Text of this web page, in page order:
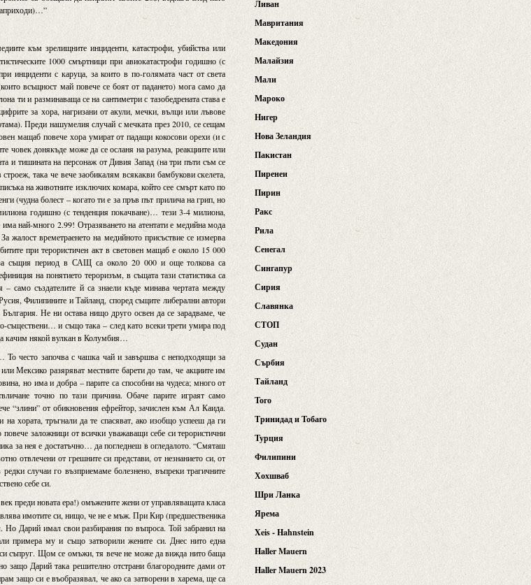
Ливан
Мавритания
Македония
Малайзия
Мали
Мароко
Нигер
Нова Зеландия
Пакистан
Пиренеи
Пирин
Ракс
Рила
Сенегал
Сингапур
Сирия
Славянка
СТОП
Судан
Сърбия
Тайланд
Того
Тринидад и Тобаго
Турция
Филипини
Хохшваб
Шри Ланка
Ярема
Xeis - Hahnstein
Haller Mauern
Haller Mauern 2023
към зрелищните инциденти, катастрофи, убийства или
1000 смъртници при авиокатастрофи годишно (с
инциденти с каруца, за които в по-голямата част от света
всъщност май повече се боят от падането) мога само да
ти и разминаваща се на сантиметри с тазобедрената става е
за хора, нагризани от акули, мечки, вълци или лъвове
Преди нашумелия случай с мечката през 2010, се сещам
мащаб повече хора умират от падащи кокосови орехи (и с
човек донякъде може да се осланя на разума, реакциите или
и тишината на персонаж от Дивия Запад (на три пъти съм се
така че вече заобикалям всякакви бамбукови скелета,
на животните изключих комара, който сее смърт като по
(чудна болест – когато ти е за пръв път прилича на грип, но
годишно (с тенденция покачване)… тези 3-4 милиона,
най-много 2.99! Отразяването на атентати е медийна мода
жалост времетраенето на медийното присъствие се измерва
при терористичен акт в световен мащаб е около 15 000
за същия период в САЩ са около 20 000 и още толкова са
на понятието тероризъм, в същата тази статистика са
само създателите й са знаели къде минава чертата между
Филипините и Тайланд, според същите либерални автори
Не ни остава нищо друго освен да се зарадваме, че
съществени… и също така – след като всеки трети умира под
качим някой вулкан в Колумбия…
То често започва с чашка чай и завършва с неподходящи за
Мексико разяряват местните барети до там, че акциите им
но има и добра – парите са способни на чудеса; много от
точно по тази причина. Обаче парите играят само
“злини” от обикновения ефрейтор, зачислен към Ал Каида.
хората, тръгнали да те спасяват, ако изобщо успееш да ги
заложници от всички уважаващи себе си терористични
за нея е достатъчно… да погледнеш в огледалото. “Смяташ
отвлечени от грешните си представи, от незнанието си, от
случаи го възприемаме болезнено, въпреки трагичните
себе си.
преди новата ера!) омъжените жени от управляващата класа
имотите си, нищо, че не е мъж. При Кир (предшественика
Но Дарий имал свои разбирания по въпроса. Той забранил на
примера му и също затворили жените си. Днес нито една
съпруг. Щом се омъжи, тя вече не може да вижда нито баща
защо Дарий така решително отстрани благородните дами от
защо си е въобразявал, че ако са затворени в харема, ще са